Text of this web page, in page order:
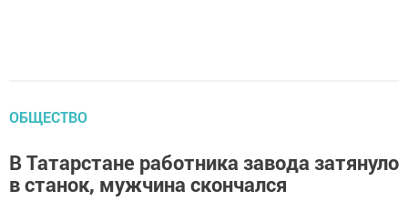
ОБЩЕСТВО
В Татарстане работника завода затянуло
в станок, мужчина скончался